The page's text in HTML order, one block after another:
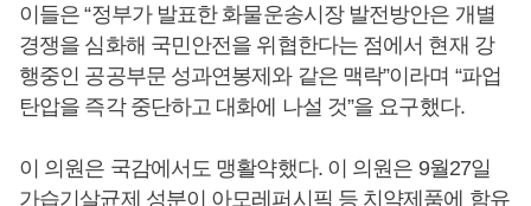
이들은 “정부가 발표한 화물운송시장 발전방안은 개별
경쟁을 심화해 국민안전을 위협한다는 점에서 현재 강
행중인 공공부문 성과연봉제와 같은 맥락”이라며 “파업
탄압을 즉각 중단하고 대화에 나설 것”을 요구했다.
이 의원은 국감에서도 맹활약했다. 이 의원은 9월27일
가습기살균제 성분이 아모레퍼시픽 등 치약제품에 함유